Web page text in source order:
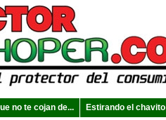
no te cojan de... Estirando el chavito